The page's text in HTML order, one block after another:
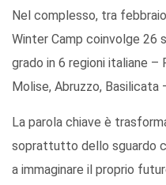
Nel complesso, tra
Winter Camp coinvolge 26
grado in 6 regioni italiane –
Molise, Abruzzo, Basilicata
La parola chiave è
soprattutto dello sguardo
a immaginare il proprio